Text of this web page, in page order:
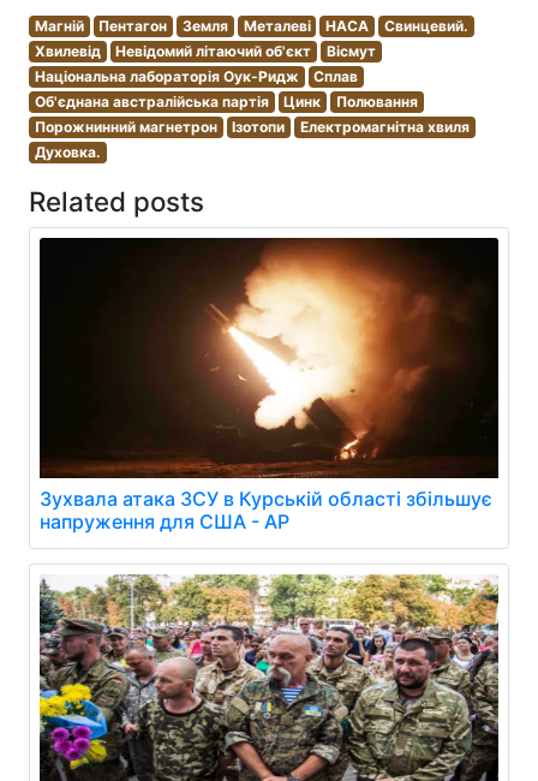
Магній Пентагон Земля Металеві НАСА
Свинцевий.
Хвилевід
Невідомий літаючий об'єкт
Вісмут
Національна лабораторія Оук-Ридж
Сплав
Об'єднана австралійська партія
Цинк
Полювання
Порожнинний магнетрон
Ізотопи
Електромагнітна хвиля
Духовка.
Related posts
Зухвала атака ЗСУ в Курській області збільшує
напруження для США - AP